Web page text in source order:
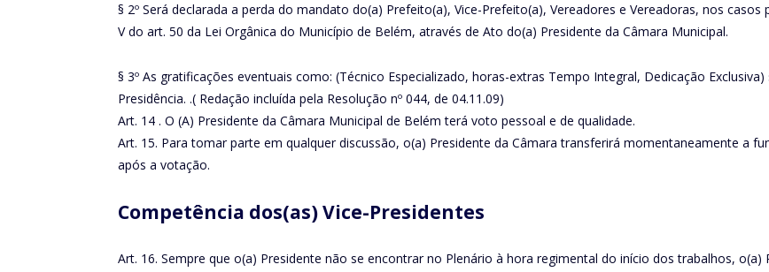
§ 2º Será declarada a perda do mandato do(a) Prefeito(a), Vice-Prefeito(a), Vereadores e Vereadoras, nos
V do art. 50 da Lei Orgânica do Município de Belém, através de Ato do(a) Presidente da Câmara Municipal.
§ 3º As gratificações eventuais como: (Técnico Especializado, horas-extras Tempo Integral, Dedicação
Presidência. .( Redação incluída pela Resolução nº 044, de 04.11.09)
Art. 14 . O (A) Presidente da Câmara Municipal de Belém terá voto pessoal e de qualidade.
Art. 15. Para tomar parte em qualquer discussão, o(a) Presidente da Câmara transferirá momentaneamente a
após a votação.
Competência dos(as) Vice-Presidentes
Art. 16. Sempre que o(a) Presidente não se encontrar no Plenário à hora regimental do início dos trabalhos, o(a)